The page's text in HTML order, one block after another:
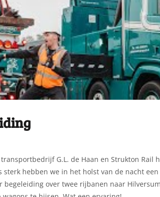
G.L. de Haan en Strukton Rail
sterk hebben we in het holst van de nacht
over twee rijbanen naar